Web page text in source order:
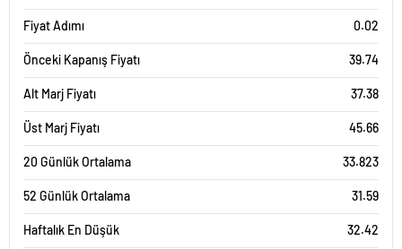
Fiyat Adımı 0.02
Önceki Kapanış Fiyatı 39.74
Alt Marj Fiyatı 37.38
Üst Marj Fiyatı 45.66
20 Günlük Ortalama 33.823
52 Günlük Ortalama 31.59
Haftalık En Düşük 32.42